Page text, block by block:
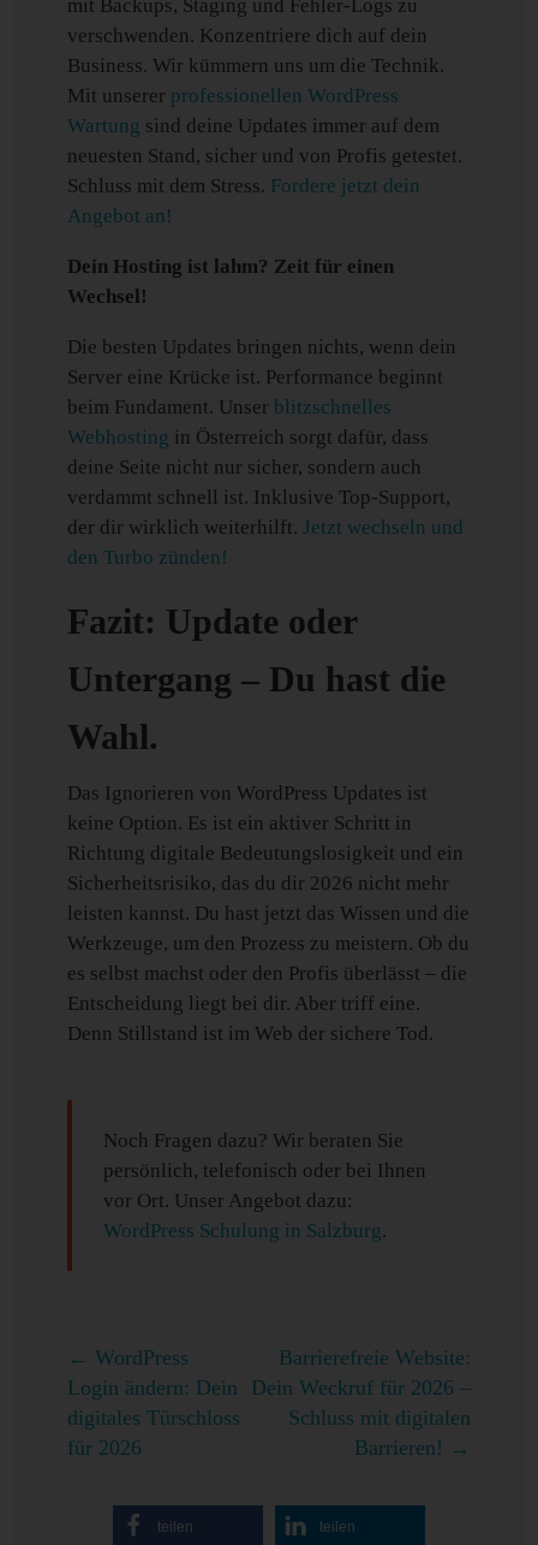
mit Backups, Staging und Fehler-Logs zu
verschwenden. Konzentriere dich auf dein
Business. Wir kümmern uns um die Technik.
Mit unserer professionellen WordPress
Wartung sind deine Updates immer auf dem
neuesten Stand, sicher und von Profis getestet.
Schluss mit dem Stress. Fordere jetzt dein
Angebot an!
Dein Hosting ist lahm? Zeit für einen
Wechsel!
Die besten Updates bringen nichts, wenn dein
Server eine Krücke ist. Performance beginnt
beim Fundament. Unser blitzschnelles
Webhosting in Österreich sorgt dafür, dass
deine Seite nicht nur sicher, sondern auch
verdammt schnell ist. Inklusive Top-Support,
der dir wirklich weiterhilft.Jetzt wechseln und
den Turbo zünden!
Fazit: Update oder
Untergang – Du hast die
Wahl.
Das Ignorieren von WordPress Updates ist
keine Option. Es ist ein aktiver Schritt in
Richtung digitale Bedeutungslosigkeit und ein
Sicherheitsrisiko, das du dir 2026 nicht mehr
leisten kannst. Du hast jetzt das Wissen und die
Werkzeuge, um den Prozess zu meistern. Ob du
es selbst machst oder den Profis überlässt – die
Entscheidung liegt bei dir. Aber triff eine.
Denn Stillstand ist im Web der sichere Tod.
Noch Fragen dazu? Wir beraten Sie
persönlich, telefonisch oder bei Ihnen
vor Ort. Unser Angebot dazu:
WordPress Schulung in Salzburg.
←WordPress
Login ändern: Dein
digitales Türschloss
für 2026
Barrierefreie Website:
Dein Weckruf für 2026 –
Schluss mit digitalen
Barrieren! →
teilen teilen